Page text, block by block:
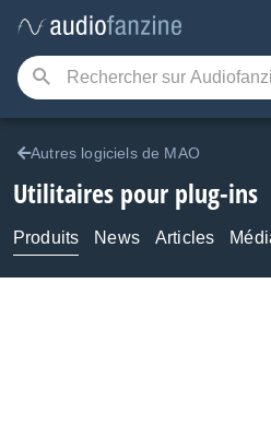
Autres logiciels de MAO
Utilitaires pour plug-ins
Produits News Articles